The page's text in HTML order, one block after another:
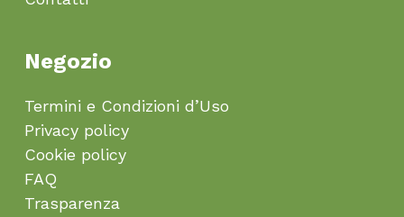
Negozio
Termini e Condizioni d’Uso
Privacy policy
Cookie policy
FAQ
Trasparenza